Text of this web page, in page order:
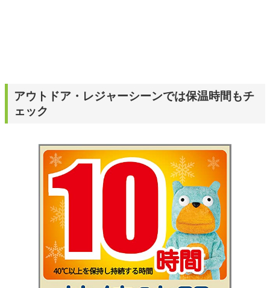
アウトドア・レジャーシーンでは保温時間もチ
ェック